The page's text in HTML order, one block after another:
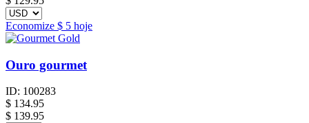
Economize $ 5 hoje
Ouro gourmet
ID: 100283
$ 134.95
$ 139.95